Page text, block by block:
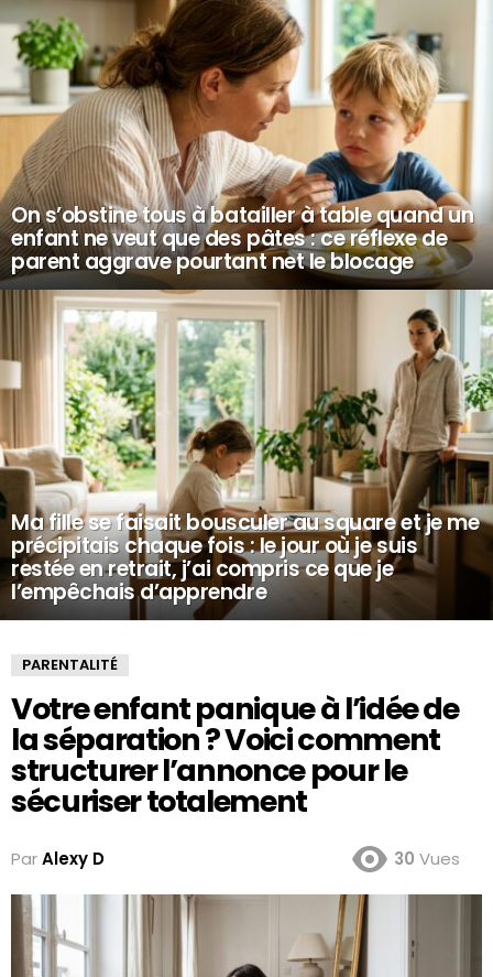
On s’obstine tous à batailler à table quand un
enfant ne veut que des pâtes : ce réflexe de
parent aggrave pourtant net le blocage
Ma fille se faisait bousculer au square et je me
précipitais chaque fois : le jour où je suis
restée en retrait, j’ai compris ce que je
l’empêchais d’apprendre
PARENTALITÉ
Votre enfant panique à l’idée de
la séparation ? Voici comment
structurer l’annonce pour le
sécuriser totalement
ParAlexy D 30 Vues